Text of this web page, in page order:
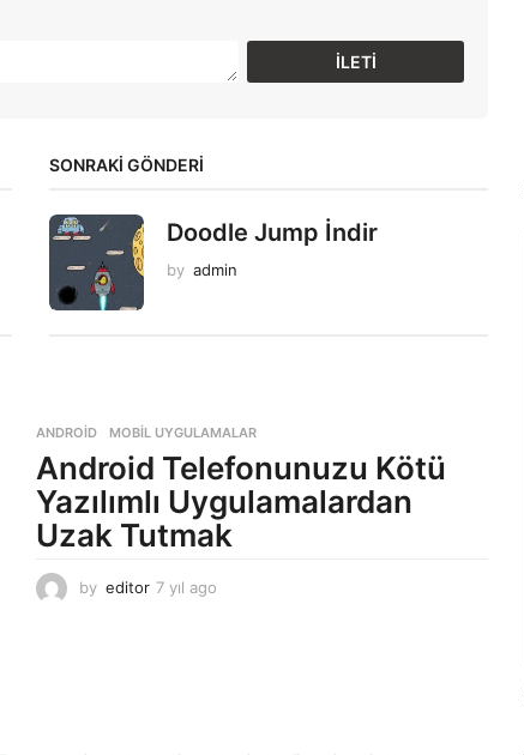
SONRAKİ GÖNDERİ
Doodle Jump İndir
by admin
ANDROID ,MOBIL UYGULAMALAR
Android Telefonunuzu Kötü
Yazılımlı Uygulamalardan
Uzak Tutmak
by editor 7 yıl ago